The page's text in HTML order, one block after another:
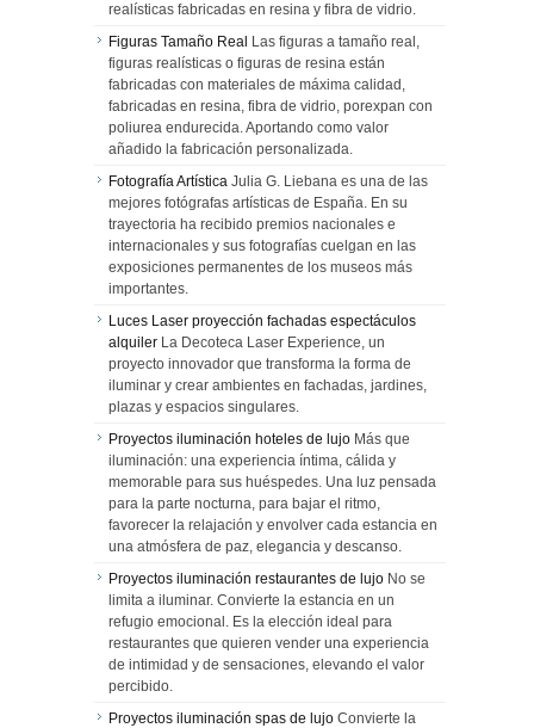
realísticas fabricadas en resina y fibra de vidrio.
Figuras Tamaño Real Las figuras a tamaño real,
figuras realísticas o figuras de resina están
fabricadas con materiales de máxima calidad,
fabricadas en resina, fibra de vidrio, porexpan con
poliurea endurecida. Aportando como valor
añadido la fabricación personalizada.
Fotografía Artística Julia G. Liebana es una de las
mejores fotógrafas artísticas de España. En su
trayectoria ha recibido premios nacionales e
internacionales y sus fotografías cuelgan en las
exposiciones permanentes de los museos más
importantes.
Luces Laser proyección fachadas espectáculos
alquiler La Decoteca Laser Experience, un
proyecto innovador que transforma la forma de
iluminar y crear ambientes en fachadas, jardines,
plazas y espacios singulares.
Proyectos iluminación hoteles de lujo Más que
iluminación: una experiencia íntima, cálida y
memorable para sus huéspedes. Una luz pensada
para la parte nocturna, para bajar el ritmo,
favorecer la relajación y envolver cada estancia en
una atmósfera de paz, elegancia y descanso.
Proyectos iluminación restaurantes de lujo No se
limita a iluminar. Convierte la estancia en un
refugio emocional. Es la elección ideal para
restaurantes que quieren vender una experiencia
de intimidad y de sensaciones, elevando el valor
percibido.
Proyectos iluminación spas de lujo Convierte la